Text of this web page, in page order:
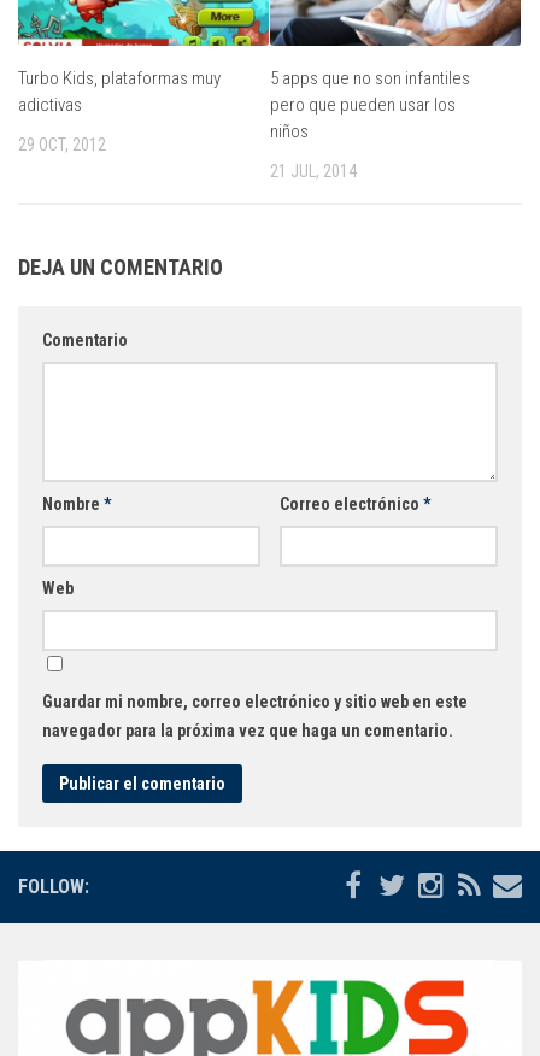
Turbo Kids, plataformas muy
adictivas
29 OCT, 2012
5 apps que no son infantiles
pero que pueden usar los
niños
21 JUL, 2014
DEJA UN COMENTARIO
Comentario
Nombre * Correo electrónico *
Web
Guardar mi nombre, correo electrónico y sitio web en este
navegador para la próxima vez que haga un comentario.
FOLLOW: